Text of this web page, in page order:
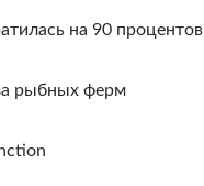
на 90 процентов
рыбных ферм